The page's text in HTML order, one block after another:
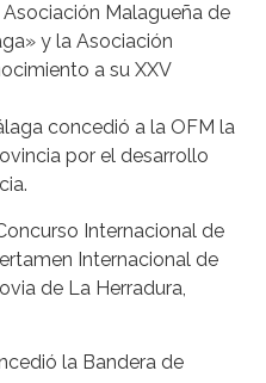
Malagueña de
y la Asociación
a su XXV
concedió a la OFM la
por el desarrollo
Internacional de
Internacional de
de La Herradura,
la Bandera de